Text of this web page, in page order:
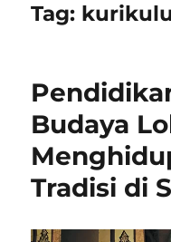
Tag:
Budaya
Tradisi di